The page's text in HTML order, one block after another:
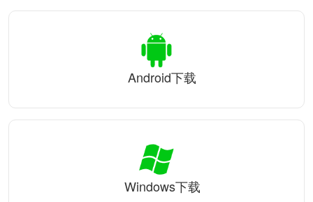
Android下载
Windows下载